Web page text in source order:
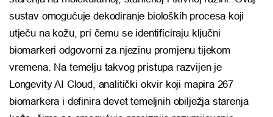
sustav omogućuje dekodiranje bioloških procesa koji
utječu na kožu, pri čemu se identificiraju ključni
biomarkeri odgovorni za njezinu promjenu tijekom
vremena. Na temelju takvog pristupa razvijen je
Longevity AI Cloud, analitički okvir koji mapira 267
biomarkera i definira devet temeljnih obilježja starenja